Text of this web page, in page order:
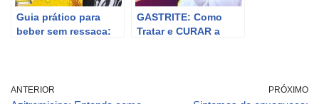
Guia prático para
beber sem ressaca:
GASTRITE: Como
Tratar e CURAR a
ANTERIOR PRÓXIMO